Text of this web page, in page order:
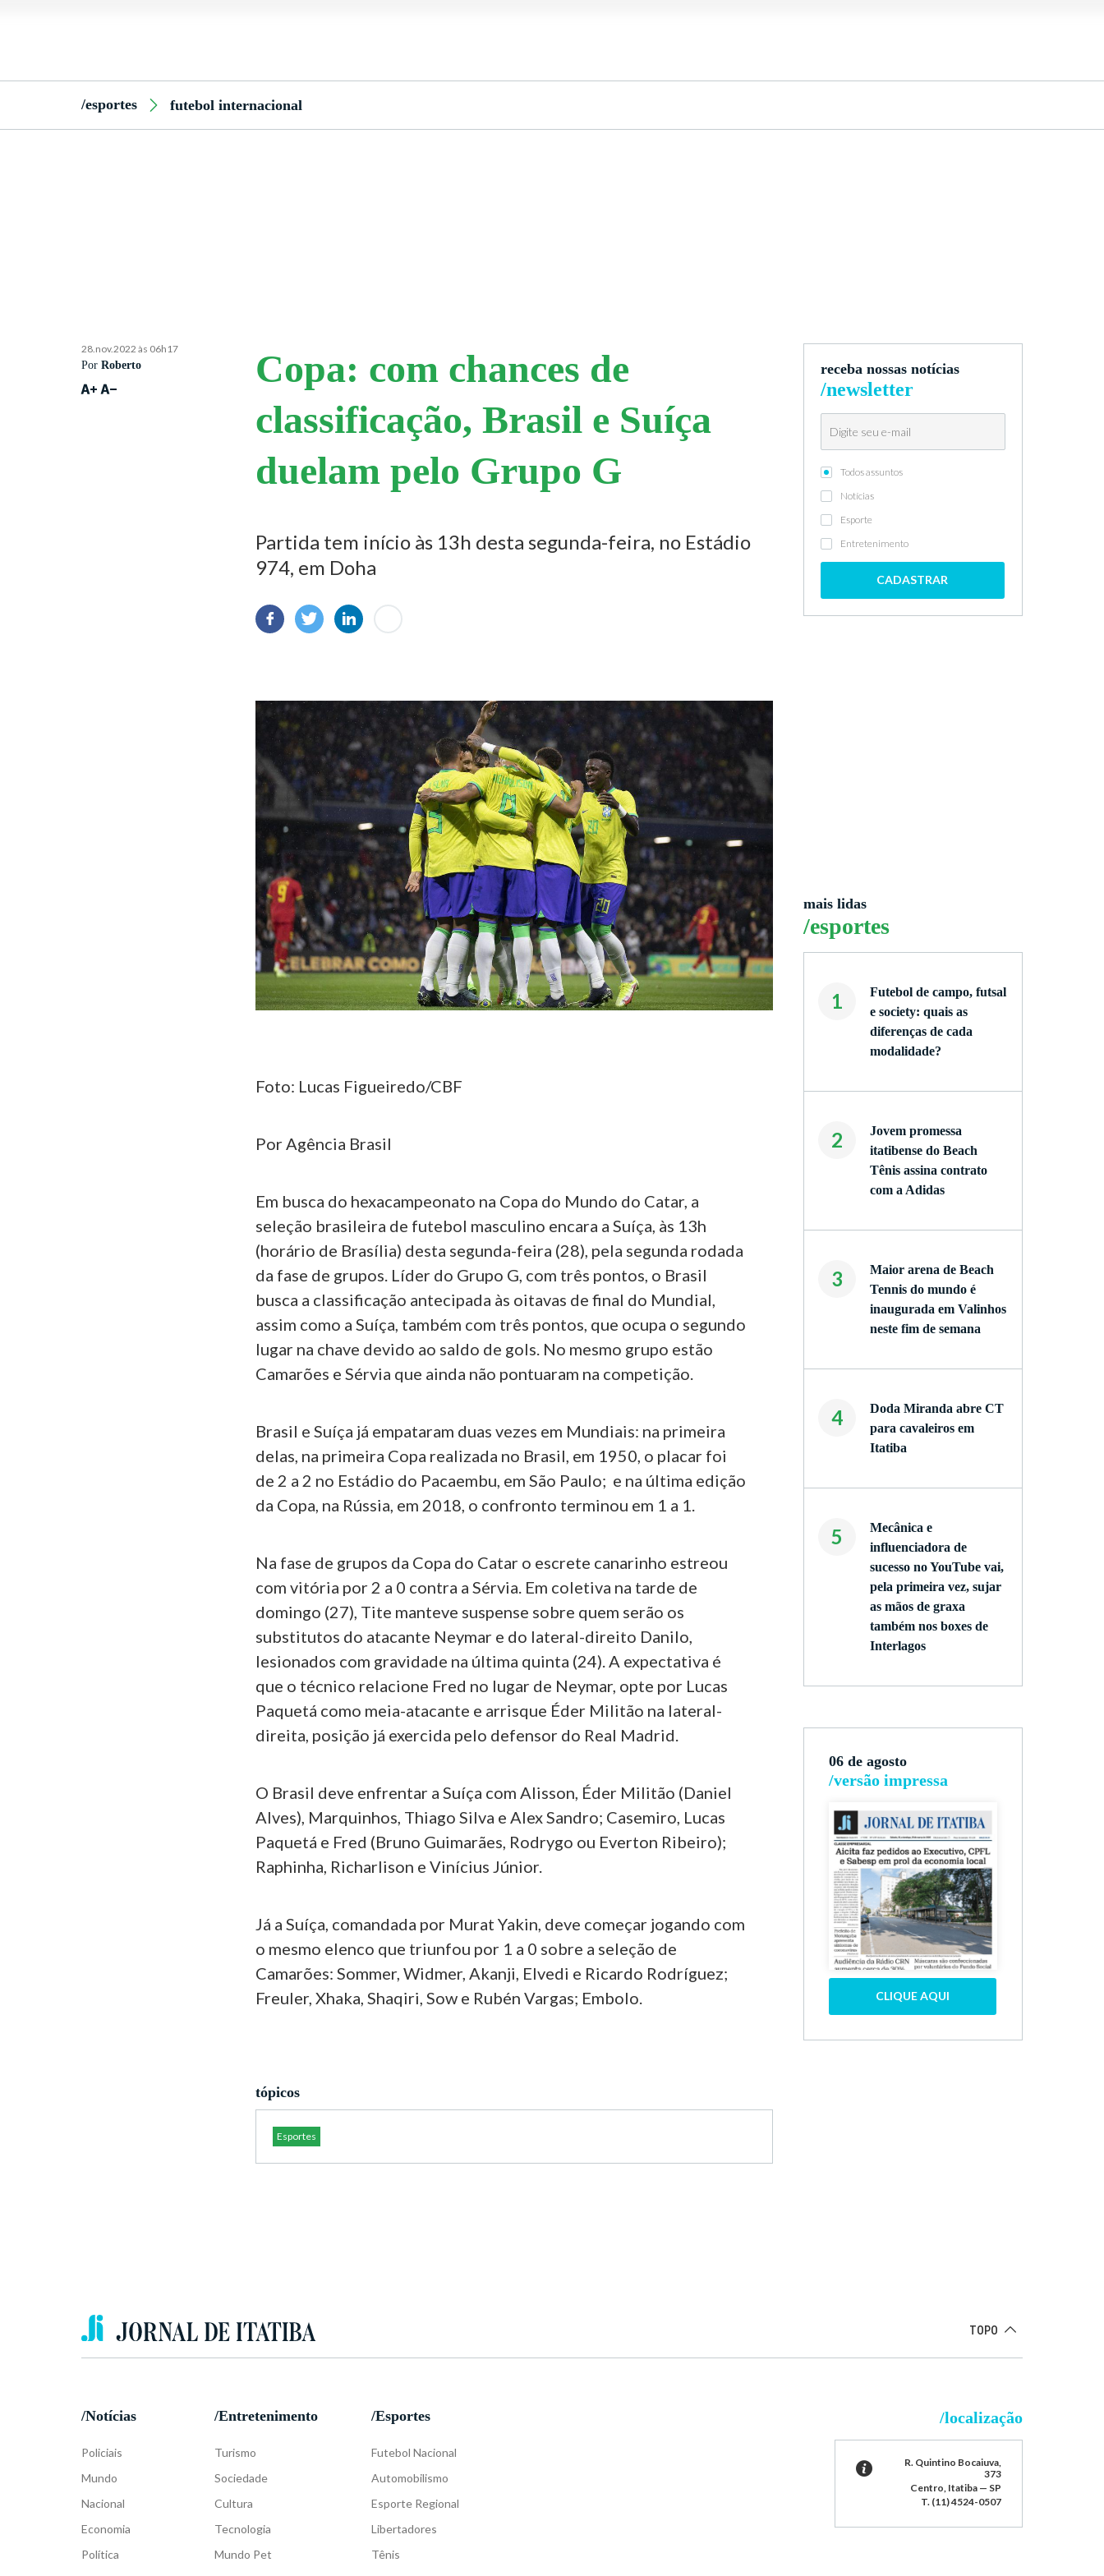
/esportes futebol internacional
28.nov.2022 às 06h17
PorRoberto
Copa: com chances de
classificação, Brasil e Suíça
duelam pelo Grupo G
Partida tem início às 13h desta segunda-feira, no Estádio
974, em Doha
Foto: Lucas Figueiredo/CBF
Por Agência Brasil
Em busca do hexacampeonato na Copa do Mundo do Catar, a
seleção brasileira de futebol masculino encara a Suíça, às 13h
(horário de Brasília) desta segunda-feira (28), pela segunda rodada
da fase de grupos. Líder do Grupo G, com três pontos, o Brasil
busca a classificação antecipada às oitavas de final do Mundial,
assim como a Suíça, também com três pontos, que ocupa o segundo
lugar na chave devido ao saldo de gols. No mesmo grupo estão
Camarões e Sérvia que ainda não pontuaram na competição.
Brasil e Suíça já empataram duas vezes em Mundiais: na primeira
delas, na primeira Copa realizada no Brasil, em 1950, o placar foi
de 2 a 2 no Estádio do Pacaembu, em São Paulo; e na última edição
da Copa, na Rússia, em 2018, o confronto terminou em 1 a 1.
Na fase de grupos da Copa do Catar o escrete canarinho estreou
com vitória por 2 a 0 contra a Sérvia. Em coletiva na tarde de
domingo (27), Tite manteve suspense sobre quem serão os
substitutos do atacante Neymar e do lateral-direito Danilo,
lesionados com gravidade na última quinta (24). A expectativa é
que o técnico relacione Fred no lugar de Neymar, opte por Lucas
Paquetá como meia-atacante e arrisque Éder Militão na lateral-
direita, posição já exercida pelo defensor do Real Madrid.
O Brasil deve enfrentar a Suíça com Alisson, Éder Militão (Daniel
Alves), Marquinhos, Thiago Silva e Alex Sandro; Casemiro, Lucas
Paquetá e Fred (Bruno Guimarães, Rodrygo ou Everton Ribeiro);
Raphinha, Richarlison e Vinícius Júnior.
Já a Suíça, comandada por Murat Yakin, deve começar jogando com
o mesmo elenco que triunfou por 1 a 0 sobre a seleção de
Camarões: Sommer, Widmer, Akanji, Elvedi e Ricardo Rodríguez;
Freuler, Xhaka, Shaqiri, Sow e Rubén Vargas; Embolo.
tópicos
Esportes
receba nossas notícias
/newsletter
Todos assuntos
Notícias
Esporte
Entretenimento
CADASTRAR
mais lidas
/esportes
1
Futebol de campo, futsal
e society: quais as
diferenças de cada
modalidade?
2
Jovem promessa
itatibense do Beach
Tênis assina contrato
com a Adidas
3
Maior arena de Beach
Tennis do mundo é
inaugurada em Valinhos
neste fim de semana
4
Doda Miranda abre CT
para cavaleiros em
Itatiba
5
Mecânica e
influenciadora de
sucesso no YouTube vai,
pela primeira vez, sujar
as mãos de graxa
também nos boxes de
Interlagos
06 de agosto
/versão impressa
CLIQUE AQUI
TOPO
/Notícias
Policiais
Mundo
Nacional
Economia
Política
/Entretenimento
Turismo
Sociedade
Cultura
Tecnologia
Mundo Pet
/Esportes
Futebol Nacional
Automobilismo
Esporte Regional
Libertadores
Tênis
/localização
R. Quintino Bocaiuva,
373
Centro, Itatiba — SP
T. (11) 4524-0507